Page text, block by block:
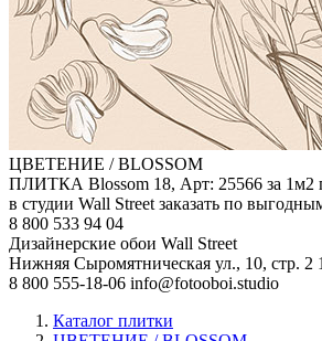
ЦВЕТЕНИЕ / BLOSSOM
ПЛИТКА Blossom 18, Арт: 25566 за 1м2
в студии Wall Street заказать по
8 800 533 94 04
Дизайнерские обои Wall Street
Нижняя Сыромятническая ул., 10, стр. 2
8 800 555-18-06 info@fotooboi.studio
Каталог плитки